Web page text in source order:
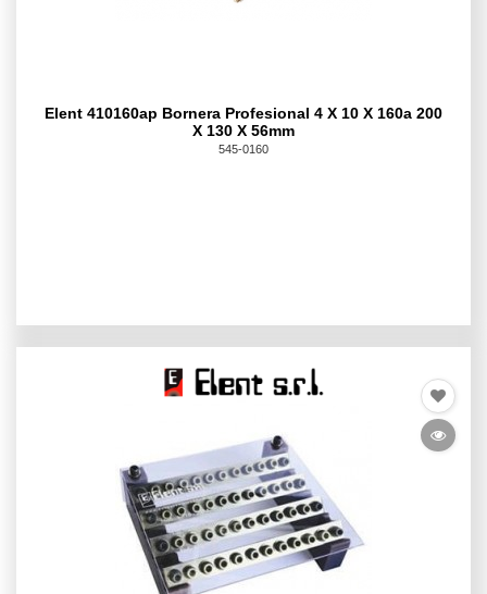
Elent 410160ap Bornera Profesional 4 X 10 X 160a 200
X 130 X 56mm
545-0160